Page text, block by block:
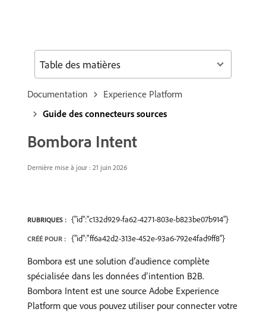
Documentation
Experience Platform
Guide des connecteurs sources
Bombora Intent
Dernière mise à jour : 21 juin 2026
RUBRIQUES : {"id":"c132d929-fa62-4271-803e-b823be07b914"}
CRÉÉ POUR : {"id":"ff6a42d2-313e-452e-93a6-792e4fad9ff8"}
Bombora est une solution d’audience complète
spécialisée dans les données d’intention B2B.
Bombora Intent est une source Adobe Experience
Platform que vous pouvez utiliser pour connecter votre
Table des matières